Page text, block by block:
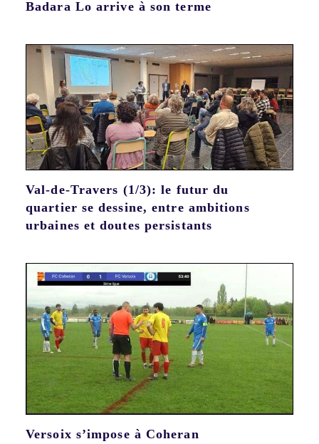
Badara Lo arrive à son terme
Val-de-Travers (1/3): le futur du
quartier se dessine, entre ambitions
urbaines et doutes persistants
Versoix s’impose à Coheran